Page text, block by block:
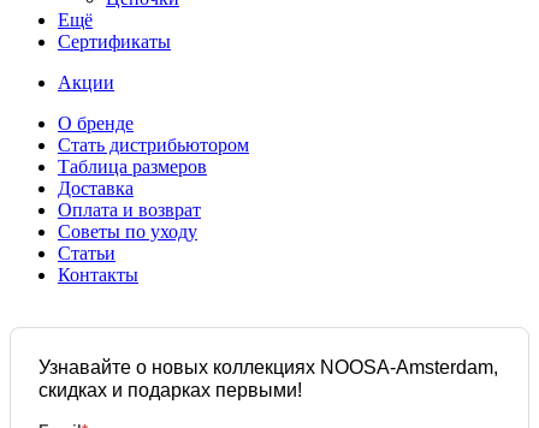
Ещё
Сертификаты
Акции
О бренде
Стать дистрибьютором
Таблица размеров
Доставка
Оплата и возврат
Советы по уходу
Статьи
Контакты
Узнавайте о новых коллекциях NOOSA-Amsterdam,
скидках и подарках первыми!